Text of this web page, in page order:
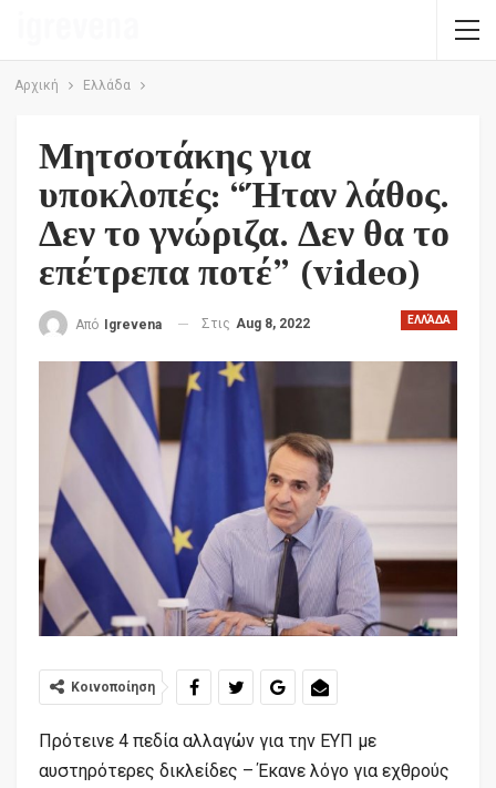
Αρχική Ελλάδα
Μητσoτάκης για
υποκλοπές: “Ήταν λάθος.
Δεν το γνώριζα. Δεν θα το
επέτρεπα ποτέ” (video)
ΕΛΛΆΔΑ
Από Igrevena Στις Aug 8, 2022
Κοινοποίηση
Πρότεινε 4 πεδία αλλαγών για την ΕΥΠ με
αυστηρότερες δικλείδες – Έκανε λόγο για εχθρούς